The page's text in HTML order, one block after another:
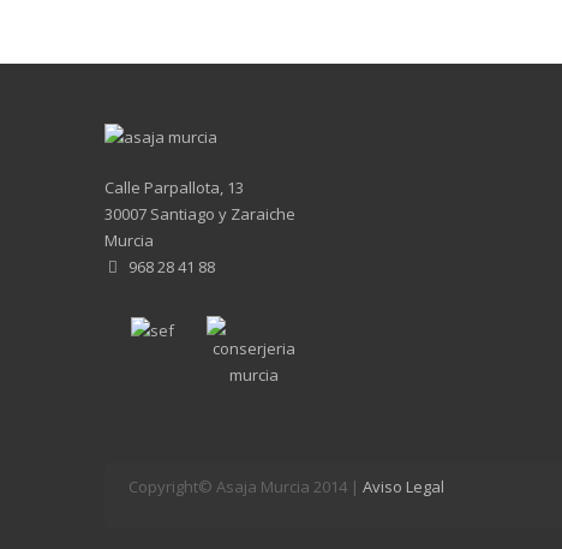
Calle Parpallota, 13
30007 Santiago y Zaraiche
Murcia
968 28 41 88
Copyright© Asaja Murcia 2014 | Aviso Legal